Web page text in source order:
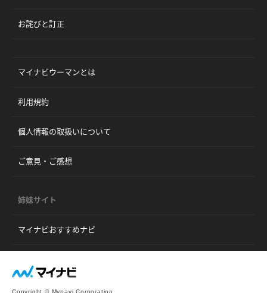
お詫びと訂正
マイナビウーマンとは
利用規約
個人情報の取扱いについて
ご意見・ご感想
姉妹サイト
マイナビおすすめナビ
Copyright © Mynavi Corporation